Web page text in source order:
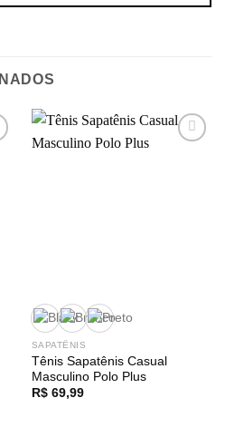
SAPATÊNIS
Tênis Sapatênis Casual
Masculino Polo Plus
R$69,99